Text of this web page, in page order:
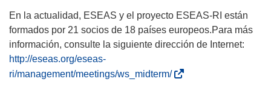
En la actualidad, ESEAS y el proyecto ESEAS-RI están
formados por 21 socios de 18 países europeos.Para más
información, consulte la siguiente dirección de Internet:
http://eseas.org/eseas-
ri/management/meetings/ws_midterm/(